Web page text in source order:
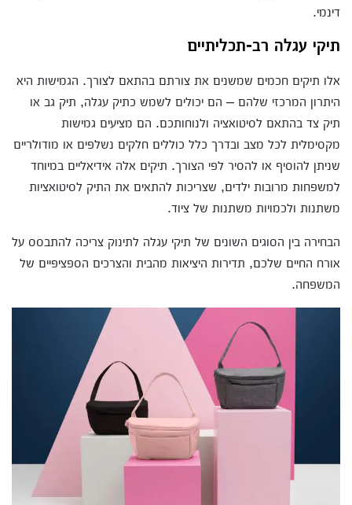
דינמי.
תיקי עגלה רב-תכליתיים
אלו תיקים חכמים שמשנים את צורתם בהתאם לצורך. הגמישות היא
היתרון המרכזי שלהם – הם יכולים לשמש כתיק עגלה, תיק גב או
תיק צד בהתאם לסיטואציה ולנוחותכם. הם מציעים גמישות
מקסימלית לכל מצב ובדרך כלל כוללים חלקים נשלפים או מודולריים
שניתן להוסיף או להסיר לפי הצורך. תיקים אלה אידיאליים במיוחד
למשפחות מרובות ילדים, שצריכות להתאים את התיק לסיטואציות
משתנות ולכמויות משתנות של ציוד.
הבחירה בין הסוגים השונים של תיקי עגלה לתינוק צריכה להתבסס על
אורח החיים שלכם, תדירות היציאות מהבית והצרכים הספציפיים של
המשפחה.